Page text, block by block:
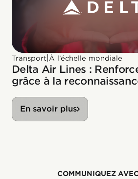
Transport À l’échelle mondiale
Delta Air Lines :
grâce à la
En savoir plus
COMMUNIQUEZ